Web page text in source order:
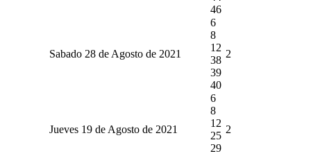
46
Sabado 28 de Agosto de 2021
6
8
12
38
39
40
2
Jueves 19 de Agosto de 2021
6
8
12
25
29
2